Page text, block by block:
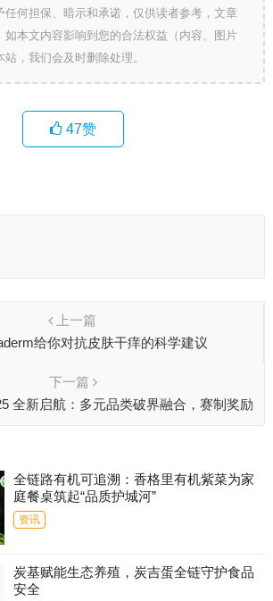
任何担保、暗示和承诺，仅供读者参考，文章
如本文内容影响到您的合法权益（内容、图片
，我们会及时删除处理。
47赞
上一篇
给你对抗皮肤干痒的科学建议
下一篇
全新启航：多元品类破界融合，赛制奖励
全链路有机可追溯：香格里有机紫菜为家
庭餐桌筑起“品质护城河”
资讯
炭基赋能生态养殖，炭吉蛋全链守护食品
安全